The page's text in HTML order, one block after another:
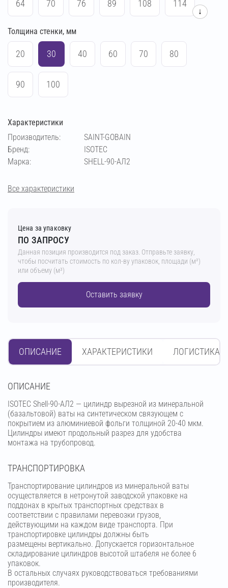
64 70 76 89 108 114
133 159
169 375 530
↓
Толщина стенки, мм
20 30 40 60 70 80
90 100
Характеристики
Производитель:
SAINT-GOBAIN
Бренд:
ISOTEC
Марка:
SHELL-90-АЛ2
Все характеристики
Цена за упаковку
ПО ЗАПРОСУ
Данная позиция производится под заказ. Отправьте заявку,
чтобы посчитать стоимость по кол-ву упаковок, площади (м²)
или объему (м³)
Оставить заявку
ОПИСАНИЕ ХАРАКТЕРИСТИКИ ЛОГИСТИКА
OПИСАНИЕ
ISOTEC Shell-90-АЛ2 — цилиндр вырезной из минеральной
(базальтовой) ваты на синтетическом связующем с
покрытием из алюминиевой фольги толщиной 20-40 мкм.
Цилиндры имеют продольный разрез для удобства
монтажа на трубопровод.
ТРАНСПОРТИРОВКА
Транспортирование цилиндров из минеральной ваты
осуществляется в нетронутой заводской упаковке на
поддонах в крытых транспортных средствах в
соответствии с правилами перевозки грузов,
действующими на каждом виде транспорта. При
транспортировке цилиндры должны быть
размещены вертикально. Допускается горизонтальное
складирование цилиндров высотой штабеля не более 6
упаковок.
В остальных случаях руководствоваться требованиями
производителя.